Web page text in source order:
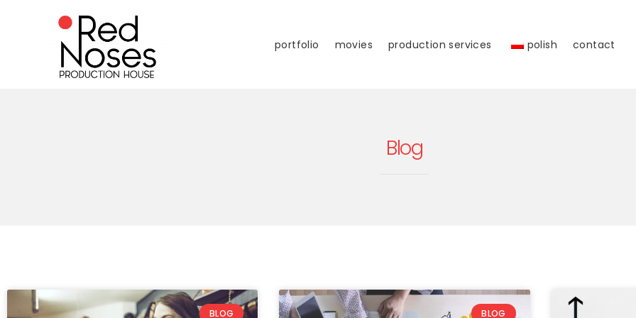
portfolio movies production services polish contact
Blog
BLOG BLOG